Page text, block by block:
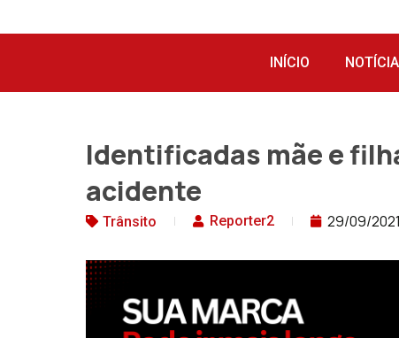
INÍCIO
Identificadas mãe e
acidente
Trânsito Reporter2 29/09/2021